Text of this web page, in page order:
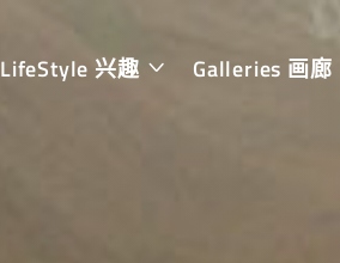
LifeStyle 兴趣 Galleries 画廊